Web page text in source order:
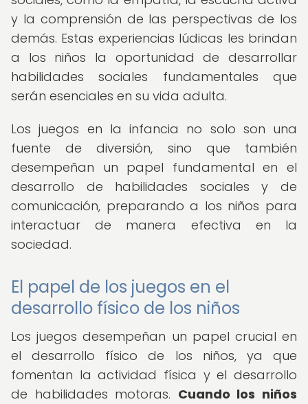
y la comprensión de las perspectivas de los
demás. Estas experiencias lúdicas les brindan
a los niños la oportunidad de desarrollar
habilidades sociales fundamentales que
serán esenciales en su vida adulta.
Los juegos en la infancia no solo son una
fuente de diversión, sino que también
desempeñan un papel fundamental en el
desarrollo de habilidades sociales y de
comunicación, preparando a los niños para
interactuar de manera efectiva en la
sociedad.
El papel de los juegos en el
desarrollo físico de los niños
Los juegos desempeñan un papel crucial en
el desarrollo físico de los niños, ya que
fomentan la actividad física y el desarrollo
de habilidades motoras. Cuando los niños